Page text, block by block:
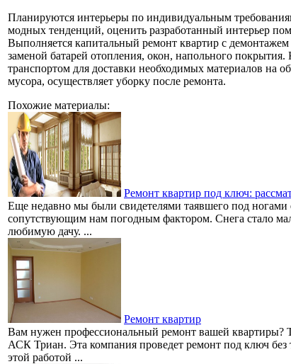
Планируются интерьеры по индивидуальным
модных тенденций, оценить разработанный интерьер
Выполняется капитальный ремонт квартир с
заменой батарей отопления, окон, напольного
транспортом для доставки необходимых материалов на
мусора, осуществляет уборку после ремонта.
Похожие материалы:
Ремонт квартир под ключ:
Еще недавно мы были свидетелями таявшего под ногами
сопутствующим нам погодным фактором. Снега стало
любимую дачу. ...
Ремонт квартир
Вам нужен профессиональный ремонт вашей квартиры?
АСК Триан. Эта компания проведет ремонт под ключ без
этой работой ...